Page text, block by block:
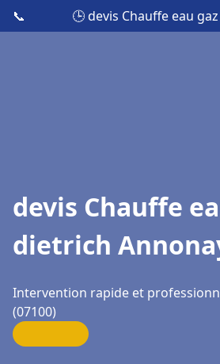
📞 🕒 devis Chauffe eau
devis Chauffe
dietrich
Intervention rapide et
(07100)